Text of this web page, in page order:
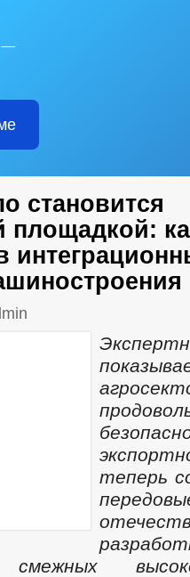
—
становится
площадкой:
теперь